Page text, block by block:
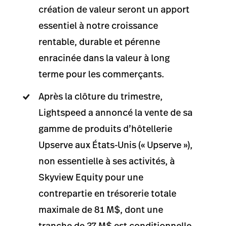
création de valeur seront un apport
essentiel à notre croissance
rentable, durable et pérenne
enracinée dans la valeur à long
terme pour les commerçants.
Après la clôture du trimestre,
Lightspeed a annoncé la vente de sa
gamme de produits d’hôtellerie
Upserve aux États-Unis (« Upserve »),
non essentielle à ses activités, à
Skyview Equity pour une
contrepartie en trésorerie totale
maximale de 81 M$, dont une